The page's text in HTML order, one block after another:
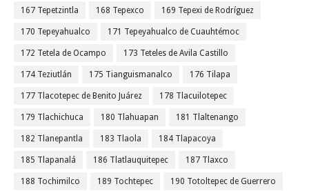
167 Tepetzintla 168 Tepexco 169 Tepexi de Rodríguez
170 Tepeyahualco 171 Tepeyahualco de Cuauhtémoc
172 Tetela de Ocampo 173 Teteles de Avila Castillo
174 Teziutlán 175 Tianguismanalco 176 Tilapa
177 Tlacotepec de Benito Juárez 178 Tlacuilotepec
179 Tlachichuca 180 Tlahuapan 181 Tlaltenango
182 Tlanepantla 183 Tlaola 184 Tlapacoya
185 Tlapanalá 186 Tlatlauquitepec 187 Tlaxco
188 Tochimilco 189 Tochtepec 190 Totoltepec de Guerrero